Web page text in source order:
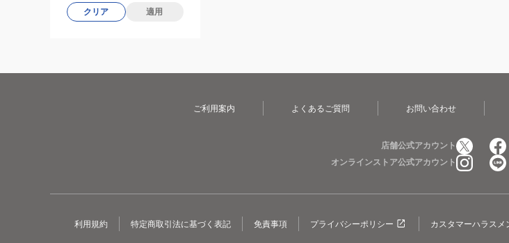
クリア 適用
ご利用案内 よくあるご質問 お問い合わせ
店舗公式アカウント
オンラインストア公式アカウント
利用規約 特定商取引法に基づく表記 免責事項 プライバシーポリシー カスタマーハラスメ